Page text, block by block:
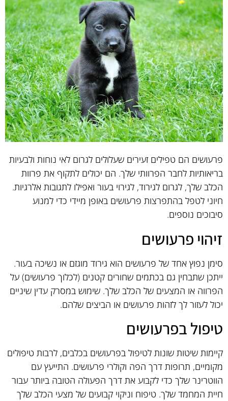
פרעושים הם טפילים זעירים שעלולים לגרום לאי נוחות ולבעיות
בריאותיות לחבר הפרוותי שלך. הם יכולים לתקוף את פרוות
הכלב שלך, לגרום לגירוד, לגירוי בעור ואפילו לתגובות אלרגיות.
חיוני לטפל בהתפרצות פרעושים באופן מיידי כדי למנוע
סיבוכים נוספים.
זיהוי פרעושים
סימן נפוץ אחד של פרעושים הוא גירוד מוגזם או נשיכה בעור.
ייתכן שתבחין גם בכתמים שחורים קטנים (לכלוך פרעושים) על
הפרווה או המצעים של הכלב שלך. שימוש במסרק עדין שיניים
יכול לעזור לך לזהות פרעושים או הביצים שלהם.
טיפול בפרעושים
קיימות שיטות שונות לטיפול בפרעושים בכלבים, לרבות טיפולים
מקומיים, תרופות דרך הפה וקולרי פרעושים. התייעץ עם
הווטרינר שלך כדי לקבוע את דרך הפעולה הטובה ביותר עבור
חיית המחמד שלך. טיפוח וניקוי קבועים של מצעי הכלב שלך